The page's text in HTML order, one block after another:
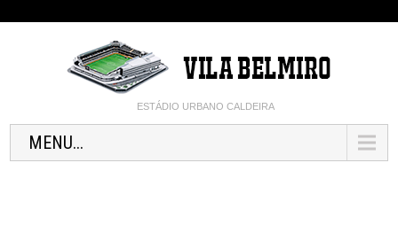
ESTÁDIO URBANO CALDEIRA
MENU...